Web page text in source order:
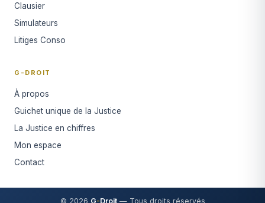
Clausier
Simulateurs
Litiges Conso
G-DROIT
À propos
Guichet unique de la Justice
La Justice en chiffres
Mon espace
Contact
© 2026 G-Droit— Tous droits réservés